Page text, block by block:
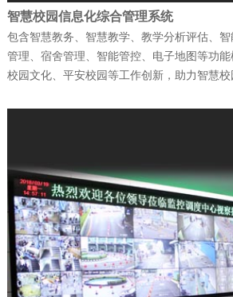
公司新闻| 2025-12-15
赋能“东数西算” 筑就丝路
晋天维承建的新疆某…
天维公司连续斩获多项…
公司新闻| 2025-12-09
富晋天维承建的解放军某部
智慧校园信息化综合管理系统
包含智慧教务、智慧教学、教学分析评估、
管理、宿舍管理、智能管控、电子地图等功能
校园文化、平安校园等工作创新，助力智慧校